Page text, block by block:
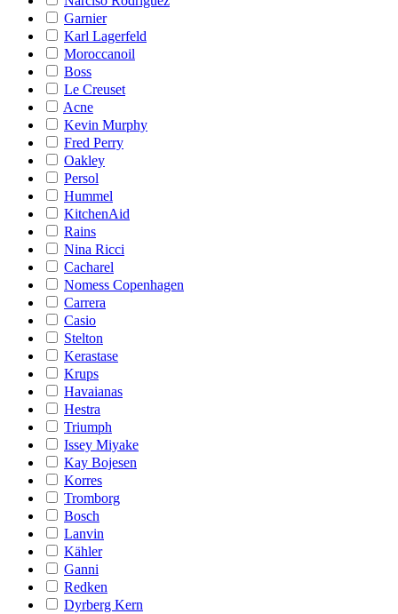
Garnier
Karl Lagerfeld
Moroccanoil
Boss
Le Creuset
Acne
Kevin Murphy
Fred Perry
Oakley
Persol
Hummel
KitchenAid
Rains
Nina Ricci
Cacharel
Nomess Copenhagen
Carrera
Casio
Stelton
Kerastase
Krups
Havaianas
Hestra
Triumph
Issey Miyake
Kay Bojesen
Korres
Tromborg
Bosch
Lanvin
Kähler
Ganni
Redken
Dyrberg Kern